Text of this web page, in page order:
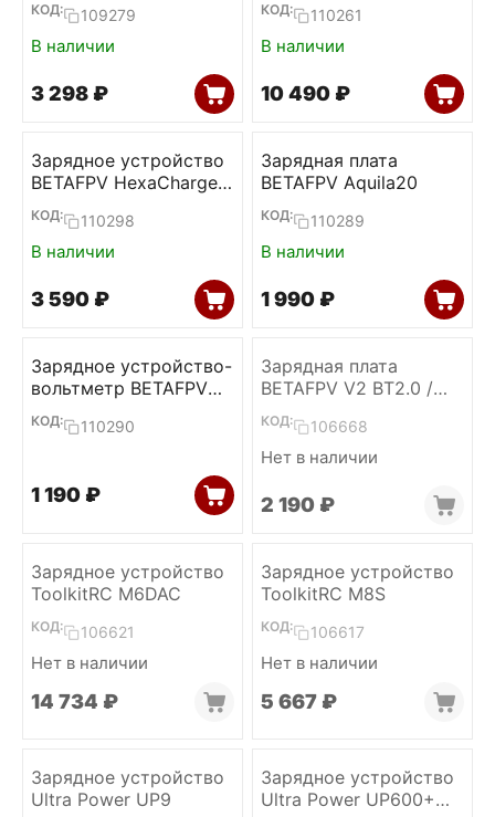
КОД: 109279
В наличии
3 298 ₽
КОД: 110261
В наличии
10 490 ₽
Зарядное устройство
BETAFPV HexaCharger
Pro (BT2.0, PH2.0)
КОД: 110298
В наличии
3 590 ₽
Зарядная плата
BETAFPV Aquila20
КОД: 110289
В наличии
1 990 ₽
Зарядное устройство-
вольтметр BETAFPV
BT3.0 (with cable)
КОД: 110290
1 190 ₽
Зарядная плата
BETAFPV V2 BT2.0 /
PH2.0
КОД: 106668
Нет в наличии
2 190 ₽
Зарядное устройство
ToolkitRC M6DAC
КОД: 106621
Нет в наличии
14 734 ₽
Зарядное устройство
ToolkitRC M8S
КОД: 106617
Нет в наличии
5 667 ₽
Зарядное устройство
Ultra Power UP9
Зарядное устройство
Ultra Power UP600+